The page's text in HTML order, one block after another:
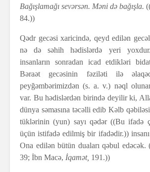
Bağışlamağı sevərsən. Məni də bağışla.
84.))
Qədr gecəsi xaricində, qeyd edilən
nə də səhih hədislərdə yeri
insanların sonradan icad etdikləri
Bəraət gecəsinin fəziləti ilə
peyğəmbərimizdən (s. a. v.) nəql
var. Bu hədislərdən birində deyilir ki,
dünya səmasına təcəlli edib Kəlb
tüklərinin (yun) sayı qədər ((Bu ifadə
üçün istifadə edilmiş bir ifadədir.)) insanı
Ona edilən bütün duaları qəbul edəcək.
39; İbn Macə, İqamət, 191.))